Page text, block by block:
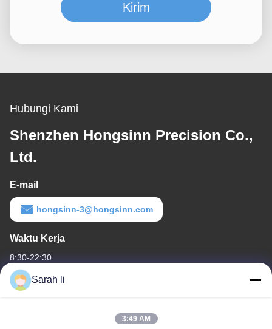
Kirim
Hubungi Kami
Shenzhen Hongsinn Precision Co.,
Ltd.
E-mail
hongsinn-3@hongsinn.com
Waktu Kerja
8:30-22:30
Alamat Kami
Guangdong Shenzhen Baoan lantai 1 & 2, No. 3, Gangzai Street,
Sarah li
3:49 AM